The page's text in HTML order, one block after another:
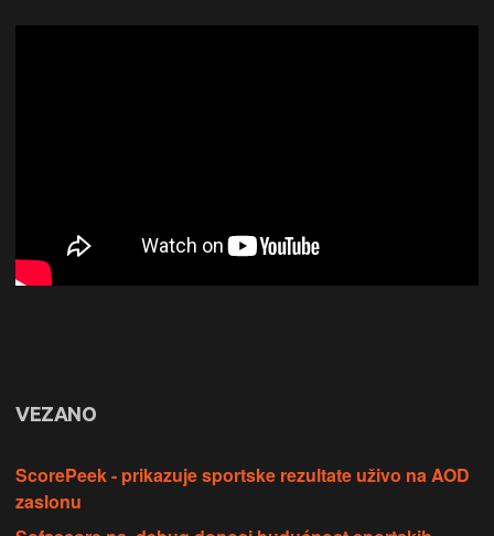
VEZANO
ScorePeek - prikazuje sportske rezultate uživo na AOD
zaslonu